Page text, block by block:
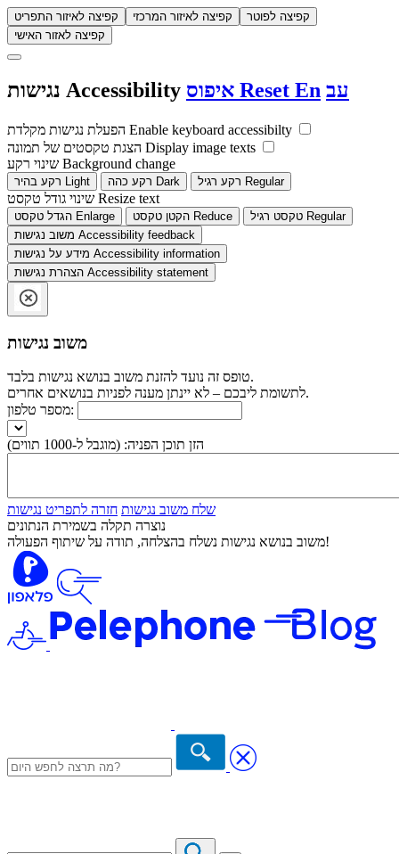
קפיצה לאיזור התפריט קפיצה לאיזור המרכזי
קפיצה לפוטר
קפיצה לאזור האישי
Accessibility Reset En עב
Enable keyboard accessibilty
Display image texts
Background change
Light Dark Regular
Resize text
Enlarge Reduce
Regular
Accessibility feedback
Accessibility information
Accessibility statement
משוב נגישות
טופס זה נועד להזנת משוב בנושא נגישות בלבד.
לתשומת ליבכם – לא יינתן מענה לפניות בנושאים אחרים.
מספר טלפון:
הזן תוכן הפניה: (מוגבל ל-1000 תווים)
שלח משוב נגישות חזרה לתפריט נגישות
נוצרה תקלה בשמירת הנתונים
משוב בנושא נגישות נשלח בהצלחה, תודה על שיתוף הפעולה!